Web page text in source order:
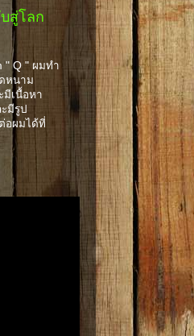
สู่โลก
" Q " ผมทำ
หนาม
มีเนื้อหา
มีรูป
อผมได้ที่